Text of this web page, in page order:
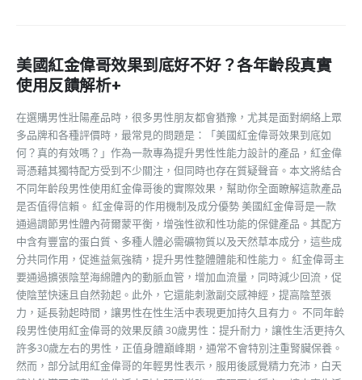
美國紅金偉哥效果到底好不好？各年齡段真實
使用反饋解析+
在選購男性壯陽產品時，很多男性朋友都會猶豫，尤其是面對網絡上眾
多品牌和各種評價時，最常見的問題是：「美國紅金偉哥效果到底如
何？真的有效嗎？」作為一款專為提升男性性能力設計的產品，紅金偉
哥憑藉其獨特配方受到不少關注，但同時也存在質疑聲音。本文將結合
不同年齡段男性使用紅金偉哥後的實際效果，幫助你全面瞭解這款產品
是否值得信賴。 紅金偉哥的作用機制及成分優勢 美國紅金偉哥是一款
通過調節男性體內荷爾蒙平衡，增強性欲和性功能的保健產品。其配方
中含有豐富的蛋白質、多種人體必需礦物質以及天然草本成分，這些成
分共同作用，促進益氣強精，提升男性整體體能和性能力。 紅金偉哥主
要通過擴張陰莖海綿體內的動脈血管，增加血流量，同時減少回流，促
使陰莖快速且自然勃起。此外，它還能刺激副交感神經，提高陰莖張
力，延長勃起時間，讓男性在性生活中表現更加持久且有力。 不同年齡
段男性使用紅金偉哥的效果反饋 30歲男性：提升耐力，讓性生活更持久
許多30歲左右的男性，正值身體巔峰期，通常不會特別注重腎臟保養。
然而，部分試用紅金偉哥的年輕男性表示，服用後感覺精力充沛，白天